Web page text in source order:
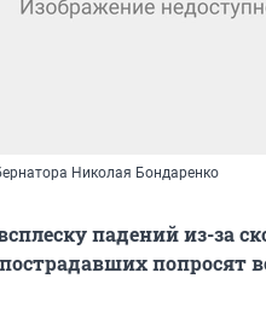
Николая Бондаренко
падений из-за
попросят